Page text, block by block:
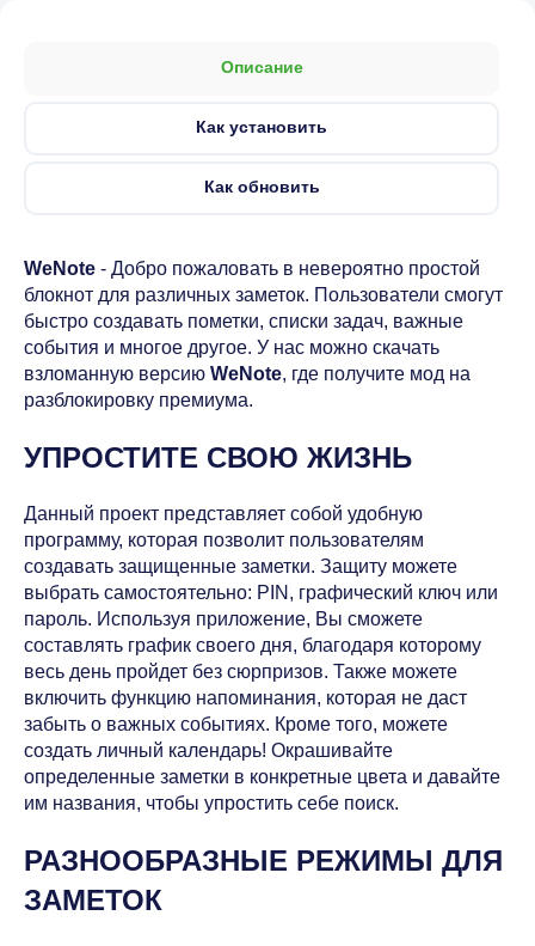
Описание
Как установить
Как обновить
WeNote - Добро пожаловать в невероятно простой
блокнот для различных заметок. Пользователи смогут
быстро создавать пометки, списки задач, важные
события и многое другое. У нас можно скачать
взломанную версию WeNote, где получите мод на
разблокировку премиума.
УПРОСТИТЕ СВОЮ ЖИЗНЬ
Данный проект представляет собой удобную
программу, которая позволит пользователям
создавать защищенные заметки. Защиту можете
выбрать самостоятельно: PIN, графический ключ или
пароль. Используя приложение, Вы сможете
составлять график своего дня, благодаря которому
весь день пройдет без сюрпризов. Также можете
включить функцию напоминания, которая не даст
забыть о важных событиях. Кроме того, можете
создать личный календарь! Окрашивайте
определенные заметки в конкретные цвета и давайте
им названия, чтобы упростить себе поиск.
РАЗНООБРАЗНЫЕ РЕЖИМЫ ДЛЯ
ЗАМЕТОК